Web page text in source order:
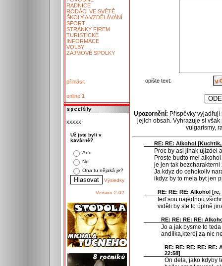
RADNICE
RODÁCI VE SVĚTĚ
ŠKOLY A VZDĚLÁVÁNÍ
SPORT
STRÁNKY FIREM
TURISTICKÉ
INFORMACE
VOLBY
ZÁJMOVÉ SPOLKY
přihlásit
online:1
xxxxx
Už jste byli v
kavárně?
Ano
Ne
Ona tu nějaká je?
Výsledky
Version 2.02
opište text:
Upozornění: Příspěvky
jejich obsah. Vyhrazuje si
vulgarismy,
RE: RE: Alkohol [Kuchtik
Proc by asi jinak ujizdel
Proste budto mel
je jen tak bezcharakterni
Ja kdyz do cehokoliv
ikdyz by to mela byt jen
RE: RE: RE: Alkohol [re,
teď sou najednou
viděli by ste to úplně
RE: RE: RE: RE:
Jo a jak bysme to
andílka,kterej za nic
RE: RE: RE: RE: RE:
22:58]
On dela, jako kdyby